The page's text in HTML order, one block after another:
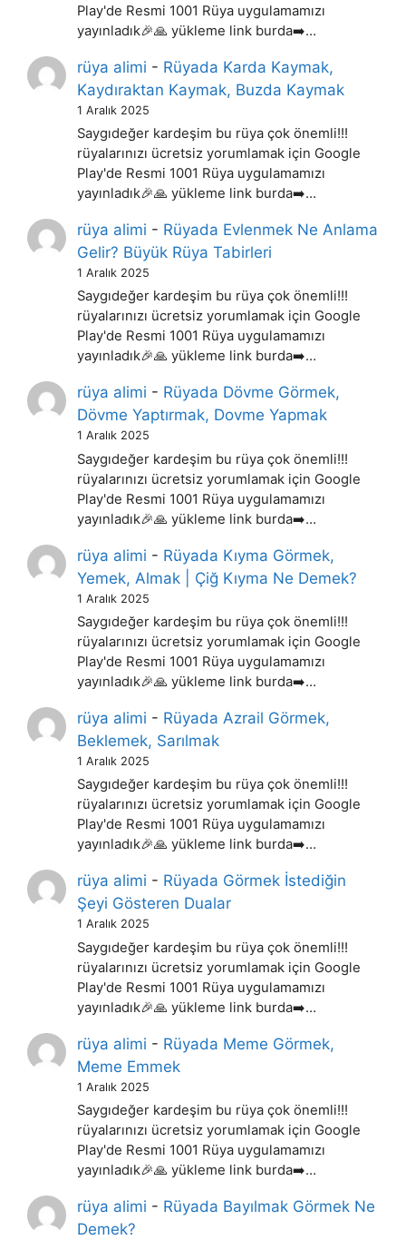
Play'de Resmi 1001 Rüya uygulamamızı
yayınladık🎉🙏 yükleme link burda➡️…
rüya alimi - Rüyada Karda Kaymak,
Kaydıraktan Kaymak, Buzda Kaymak
1 Aralık 2025
Saygıdeğer kardeşim bu rüya çok önemli!!!
rüyalarınızı ücretsiz yorumlamak için Google
Play'de Resmi 1001 Rüya uygulamamızı
yayınladık🎉🙏 yükleme link burda➡️…
rüya alimi - Rüyada Evlenmek Ne Anlama
Gelir? Büyük Rüya Tabirleri
1 Aralık 2025
Saygıdeğer kardeşim bu rüya çok önemli!!!
rüyalarınızı ücretsiz yorumlamak için Google
Play'de Resmi 1001 Rüya uygulamamızı
yayınladık🎉🙏 yükleme link burda➡️…
rüya alimi - Rüyada Dövme Görmek,
Dövme Yaptırmak, Dovme Yapmak
1 Aralık 2025
Saygıdeğer kardeşim bu rüya çok önemli!!!
rüyalarınızı ücretsiz yorumlamak için Google
Play'de Resmi 1001 Rüya uygulamamızı
yayınladık🎉🙏 yükleme link burda➡️…
rüya alimi - Rüyada Kıyma Görmek,
Yemek, Almak | Çiğ Kıyma Ne Demek?
1 Aralık 2025
Saygıdeğer kardeşim bu rüya çok önemli!!!
rüyalarınızı ücretsiz yorumlamak için Google
Play'de Resmi 1001 Rüya uygulamamızı
yayınladık🎉🙏 yükleme link burda➡️…
rüya alimi - Rüyada Azrail Görmek,
Beklemek, Sarılmak
1 Aralık 2025
Saygıdeğer kardeşim bu rüya çok önemli!!!
rüyalarınızı ücretsiz yorumlamak için Google
Play'de Resmi 1001 Rüya uygulamamızı
yayınladık🎉🙏 yükleme link burda➡️…
rüya alimi - Rüyada Görmek İstediğin
Şeyi Gösteren Dualar
1 Aralık 2025
Saygıdeğer kardeşim bu rüya çok önemli!!!
rüyalarınızı ücretsiz yorumlamak için Google
Play'de Resmi 1001 Rüya uygulamamızı
yayınladık🎉🙏 yükleme link burda➡️…
rüya alimi - Rüyada Meme Görmek,
Meme Emmek
1 Aralık 2025
Saygıdeğer kardeşim bu rüya çok önemli!!!
rüyalarınızı ücretsiz yorumlamak için Google
Play'de Resmi 1001 Rüya uygulamamızı
yayınladık🎉🙏 yükleme link burda➡️…
rüya alimi - Rüyada Bayılmak Görmek Ne
Demek?